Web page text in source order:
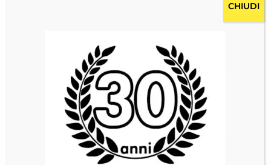
CHIUDI